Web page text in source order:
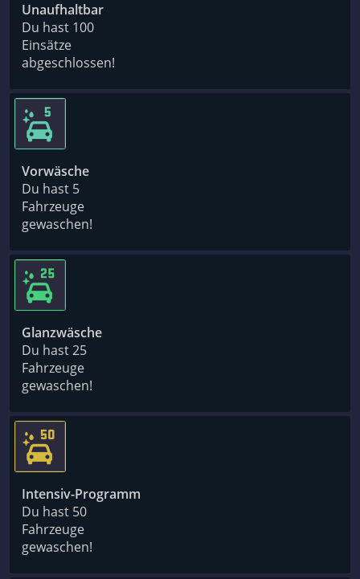
Unaufhaltbar
Du hast 100
Einsätze
abgeschlossen!
Vorwäsche
Du hast 5
Fahrzeuge
gewaschen!
Glanzwäsche
Du hast 25
Fahrzeuge
gewaschen!
Intensiv-Programm
Du hast 50
Fahrzeuge
gewaschen!